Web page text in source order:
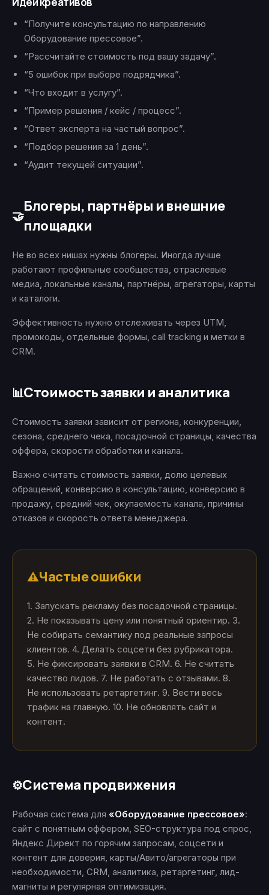
“Получите консультацию по направлению
Оборудование прессовое”.
“Рассчитайте стоимость под вашу задачу”.
“5 ошибок при выборе подрядчика”.
“Что входит в услугу”.
“Пример решения / кейс / процесс”.
“Ответ эксперта на частый вопрос”.
“Подбор решения за 1 день”.
“Аудит текущей ситуации”.
🤝
Блогеры, партнёры и внешние
площадки
Не во всех нишах нужны блогеры. Иногда лучше
работают профильные сообщества, отраслевые
медиа, локальные каналы, партнёры, агрегаторы, карты
и каталоги.
Эффективность нужно отслеживать через UTM,
промокоды, отдельные формы, call tracking и метки в
CRM.
📊Стоимость заявки и аналитика
Стоимость заявки зависит от региона, конкуренции,
сезона, среднего чека, посадочной страницы, качества
оффера, скорости обработки и канала.
Важно считать стоимость заявки, долю целевых
обращений, конверсию в консультацию, конверсию в
продажу, средний чек, окупаемость канала, причины
отказов и скорость ответа менеджера.
⚠️Частые ошибки
1. Запускать рекламу без посадочной страницы.
2. Не показывать цену или понятный ориентир. 3.
Не собирать семантику под реальные запросы
клиентов. 4. Делать соцсети без рубрикатора.
5. Не фиксировать заявки в CRM. 6. Не считать
качество лидов. 7. Не работать с отзывами. 8.
Не использовать ретаргетинг. 9. Вести весь
трафик на главную. 10. Не обновлять сайт и
контент.
⚙️Система продвижения
Рабочая система для «Оборудование прессовое»:
сайт с понятным оффером, SEO-структура под спрос,
Яндекс Директ по горячим запросам, соцсети и
контент для доверия, карты/Авито/агрегаторы при
необходимости, CRM, аналитика, ретаргетинг, лид-
магниты и регулярная оптимизация.